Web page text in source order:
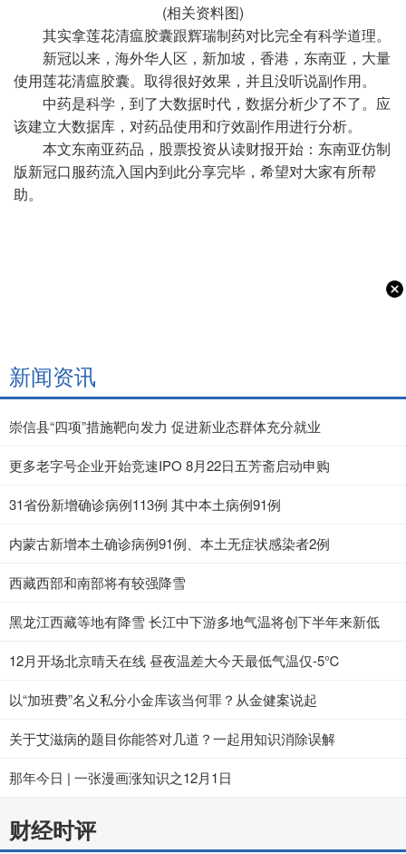
(相关资料图)
其实拿莲花清瘟胶囊跟辉瑞制药对比完全有科学道理。
新冠以来，海外华人区，新加坡，香港，东南亚，大量
使用莲花清瘟胶囊。取得很好效果，并且没听说副作用。
中药是科学，到了大数据时代，数据分析少了不了。应
该建立大数据库，对药品使用和疗效副作用进行分析。
本文东南亚药品，股票投资从读财报开始：东南亚仿制
版新冠口服药流入国内到此分享完毕，希望对大家有所帮
助。
新闻资讯
崇信县“四项”措施靶向发力 促进新业态群体充分就业
更多老字号企业开始竞速IPO 8月22日五芳斋启动申购
31省份新增确诊病例113例 其中本土病例91例
内蒙古新增本土确诊病例91例、本土无症状感染者2例
西藏西部和南部将有较强降雪
黑龙江西藏等地有降雪 长江中下游多地气温将创下半年来新低
12月开场北京晴天在线 昼夜温差大今天最低气温仅-5℃
以“加班费”名义私分小金库该当何罪？从金健案说起
关于艾滋病的题目你能答对几道？一起用知识消除误解
那年今日 | 一张漫画涨知识之12月1日
财经时评